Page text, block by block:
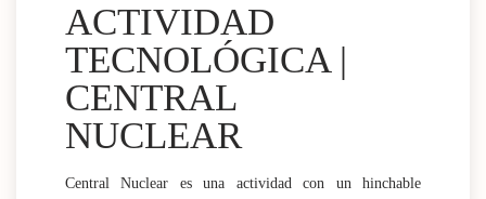
ACTIVIDAD
TECNOLÓGICA |
CENTRAL
NUCLEAR
Central Nuclear es una actividad con un hinchable